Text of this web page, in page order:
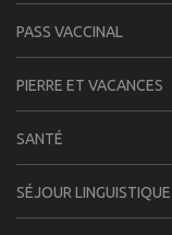
PASS VACCINAL
PIERRE ET VACANCES
SANTÉ
SÉJOUR LINGUISTIQUE